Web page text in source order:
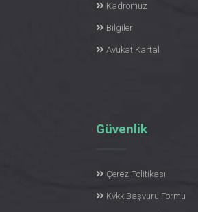
Kadromuz
Bilgiler
Avukat Kartal
Güvenlik
Çerez Politikası
Kvkk Başvuru Formu